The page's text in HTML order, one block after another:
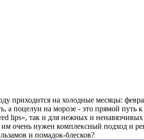
приходится на холодные месяцы:
а поцелуи на морозе - это прямой путь
lips», так и для нежных и
очень нужен комплексный подход и
и помадок-блесков?